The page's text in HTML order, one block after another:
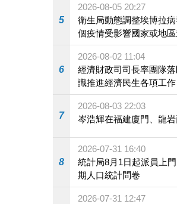
5
2026-08-05 20:27
衛生局動態調整埃博拉
個疫情受影響國家或地
施
6
2026-08-02 11:04
經濟財政司司長率團隊
識推進經濟民生各項工作
7
2026-08-03 22:03
岑浩輝在福建廈門、龍
8
2026-07-31 16:40
統計局8月1日起派員上門 協助住戶完成2026
期人口統計問卷
2026-07-31 12:47